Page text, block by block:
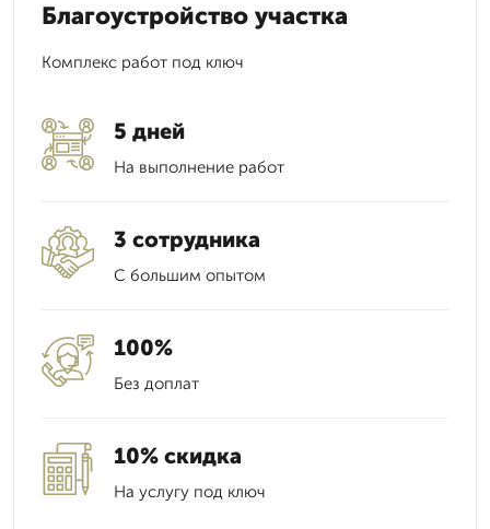
Благоустройство участка
Комплекс работ под ключ
5 дней
На выполнение работ
3 сотрудника
С большим опытом
100%
Без доплат
10% скидка
На услугу под ключ